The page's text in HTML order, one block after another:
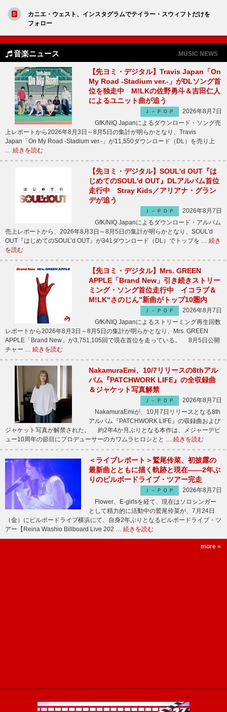
カニエ・ウェスト、インスタグラムでテイラー・スウィフトだけを
フォロー
音楽ニュース MUSIC NEWS
【先ヨミ・デジタル】Travis Japan「On
My Road -Stadium ver.-」がDLソング首
位を独走中 M!LKの佐野勇斗＆吉田仁人
によるユニット曲が追う
Ｊ－ＰＯＰ
2026年8月7日
GfK/NIQ Japanによるダウンロード・ソング売
上レポートから2026年8月3日～8月5日の集計が明らかとなり、Travis
Japan「On My Road -Stadium ver.-」が11,550ダウンロード（DL）を売り上
… 続きを読む
【先ヨミ・デジタル】SOUL'd OUT『は
じめてのSOUL'd OUT』DLアルバム首位
走行中 Stray Kids／アリアナ・グラン
デが追う
Ｊ－ＰＯＰ
2026年8月7日
GfK/NIQ Japanによるダウンロード・アルバム
売上レポートから、2026年8月3日～8月5日の集計が明らかとなり、SOUL’d
OUT『はじめてのSOUL’d OUT』が341ダウンロード（DL）でトップを … 続き
を読む
【先ヨミ・デジタル】Mrs. GREEN
APPLE「Brand New」引き続きストリー
ミング・ソング首位走行中 イコラブ＆
M!LK“さのじん”新曲がトップ10圏内
Ｊ－ＰＯＰ
2026年8月7日
GfK/NIQ Japanによるストリーミング再生回数
レポートから2026年8月3日～8月5日の集計が明らかとなり、Mrs. GREEN
APPLE「Brand New」が3,751,105回で現在首位を走っている。 8月5日公開
チャー … 続きを読む
NakamuraEmi、10/7リリースの8thアル
バム『PATCHWORK LIFE』の全収録曲
＆ジャケット写真解禁
Ｊ－ＰＯＰ
2026年8月7日
NakamuraEmiが、10月7日リリースとなる8th
アルバム『PATCHWORK LIFE』の収録曲および
ジャケット写真が解禁された。 約2年4か月ぶりとなる本作は、メジャーデビ
ュー10周年の節目にプロデューサーのカワムラヒロシとと … 続きを読む
＜ライブレポート＞鷲尾伶菜、初披露の
最新曲とともに描く軌跡と現在――2年ぶ
りのビルボードライブ・ツアー完走
Ｊ－ＰＯＰ
2026年8月7日
Flower、E-girlsを経て、現在はソロシンガー
として精力的に活動中の鷲尾伶菜が、7月24日
（金）にビルボードライブ横浜にて、自身2年ぶりとなるビルボードライブ・ツ
アー【Reina Washio Billboard Live 202 … 続きを読む
more »